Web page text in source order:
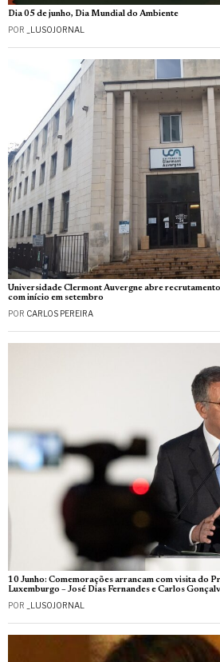
Dia 05 de junho, Dia Mundial do Ambiente
POR _LUSOJORNAL
Universidade Clermont Auvergne abre
com início em setembro
POR CARLOS PEREIRA
10 Junho: Comemorações arrancam com visita do
Luxemburgo – José Dias Fernandes e Carlos
POR _LUSOJORNAL